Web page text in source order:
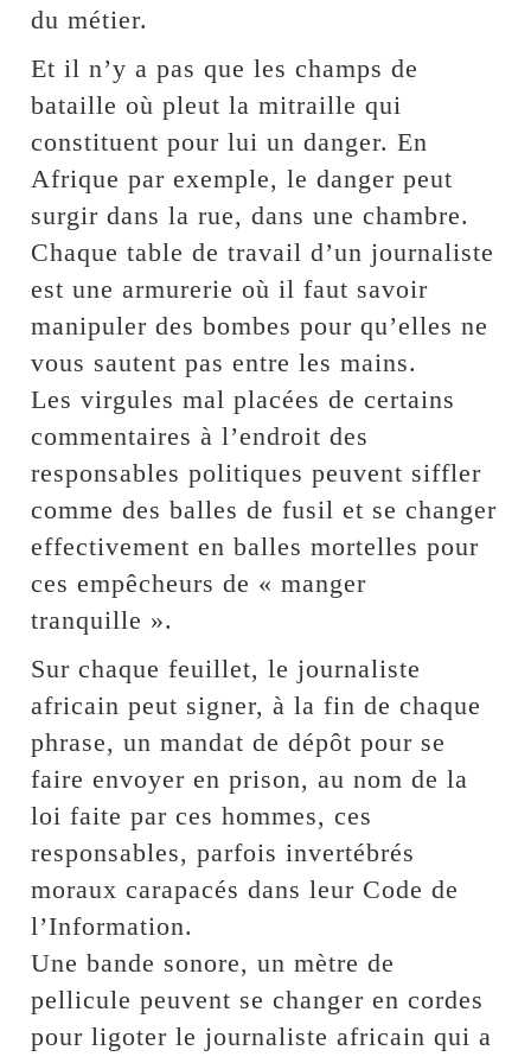
du métier.
Et il n’y a pas que les champs de
bataille où pleut la mitraille qui
constituent pour lui un danger. En
Afrique par exemple, le danger peut
surgir dans la rue, dans une chambre.
Chaque table de travail d’un journaliste
est une armurerie où il faut savoir
manipuler des bombes pour qu’elles ne
vous sautent pas entre les mains.
Les virgules mal placées de certains
commentaires à l’endroit des
responsables politiques peuvent siffler
comme des balles de fusil et se changer
effectivement en balles mortelles pour
ces empêcheurs de « manger
tranquille ».
Sur chaque feuillet, le journaliste
africain peut signer, à la fin de chaque
phrase, un mandat de dépôt pour se
faire envoyer en prison, au nom de la
loi faite par ces hommes, ces
responsables, parfois invertébrés
moraux carapacés dans leur Code de
l’Information.
Une bande sonore, un mètre de
pellicule peuvent se changer en cordes
pour ligoter le journaliste africain qui a